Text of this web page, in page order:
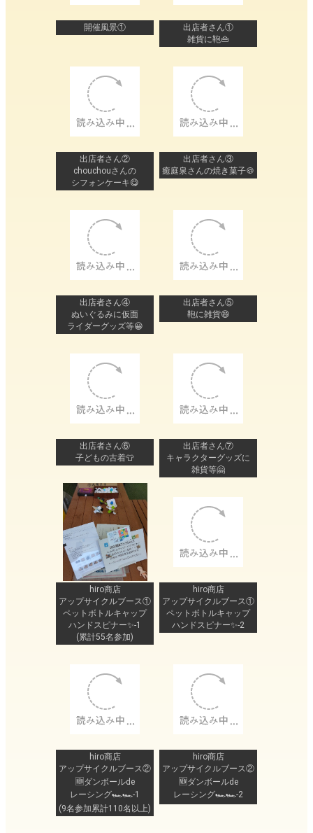
開催風景①
出店者さん①
雑貨に鞄👜
出店者さん②
chouchouさんの
シフォンケーキ😋
出店者さん③
癒庭泉さんの焼き菓子🍪
出店者さん④
ぬいぐるみに仮面
ライダーグッズ等😀
出店者さん⑤
鞄に雑貨😄
出店者さん⑥
子どもの古着👕
出店者さん⑦
キャラクターグッズに
雑貨等🤗
hiro商店
アップサイクルブース①
ペットボトルキャップ
ハンドスピナー✨-1
(累計55名参加)
hiro商店
アップサイクルブース①
ペットボトルキャップ
ハンドスピナー✨-2
hiro商店
アップサイクルブース②
🆕ダンボールde
レーシング🏎🏎-1
(9名参加累計110名以上)
hiro商店
アップサイクルブース②
🆕ダンボールde
レーシング🏎🏎-2